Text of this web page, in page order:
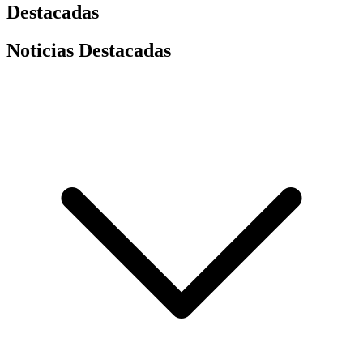
Destacadas
Noticias Destacadas